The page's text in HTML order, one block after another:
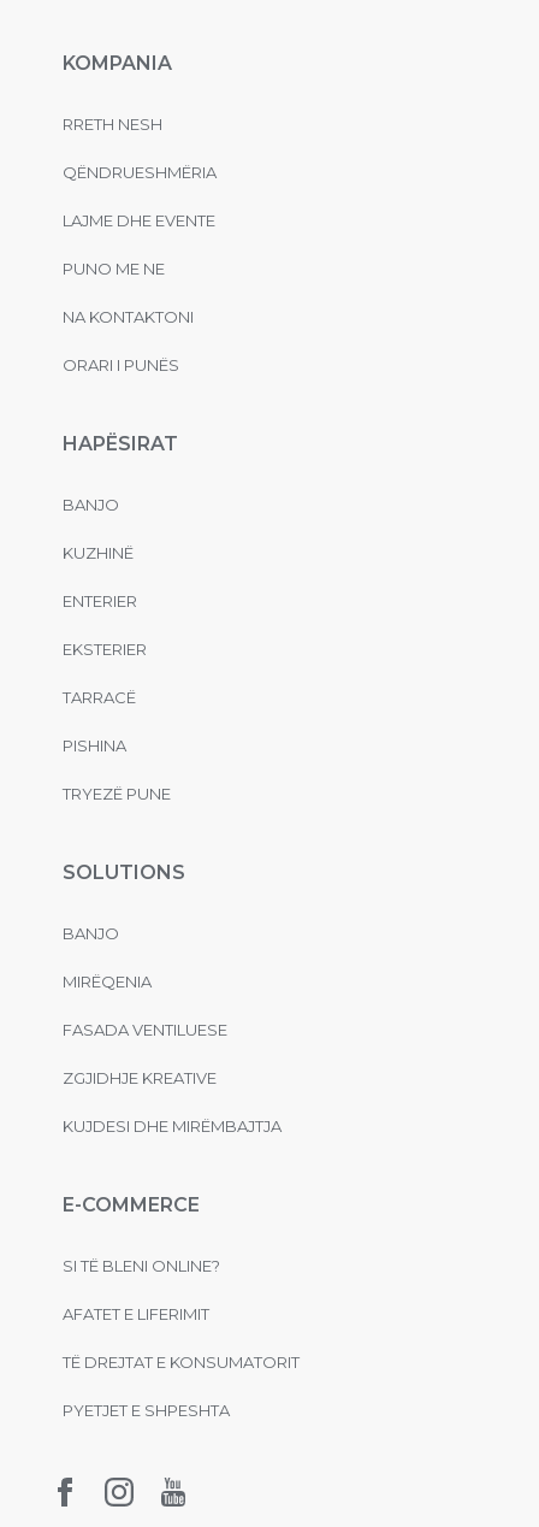
KOMPANIA
RRETH NESH
QËNDRUESHMËRIA
LAJME DHE EVENTE
PUNO ME NE
NA KONTAKTONI
ORARI I PUNËS
HAPËSIRAT
BANJO
KUZHINË
ENTERIER
EKSTERIER
TARRACË
PISHINA
TRYEZË PUNE
SOLUTIONS
BANJO
MIRËQENIA
FASADA VENTILUESE
ZGJIDHJE KREATIVE
KUJDESI DHE MIRËMBAJTJA
E-COMMERCE
SI TË BLENI ONLINE?
AFATET E LIFERIMIT
TË DREJTAT E KONSUMATORIT
PYETJET E SHPESHTA